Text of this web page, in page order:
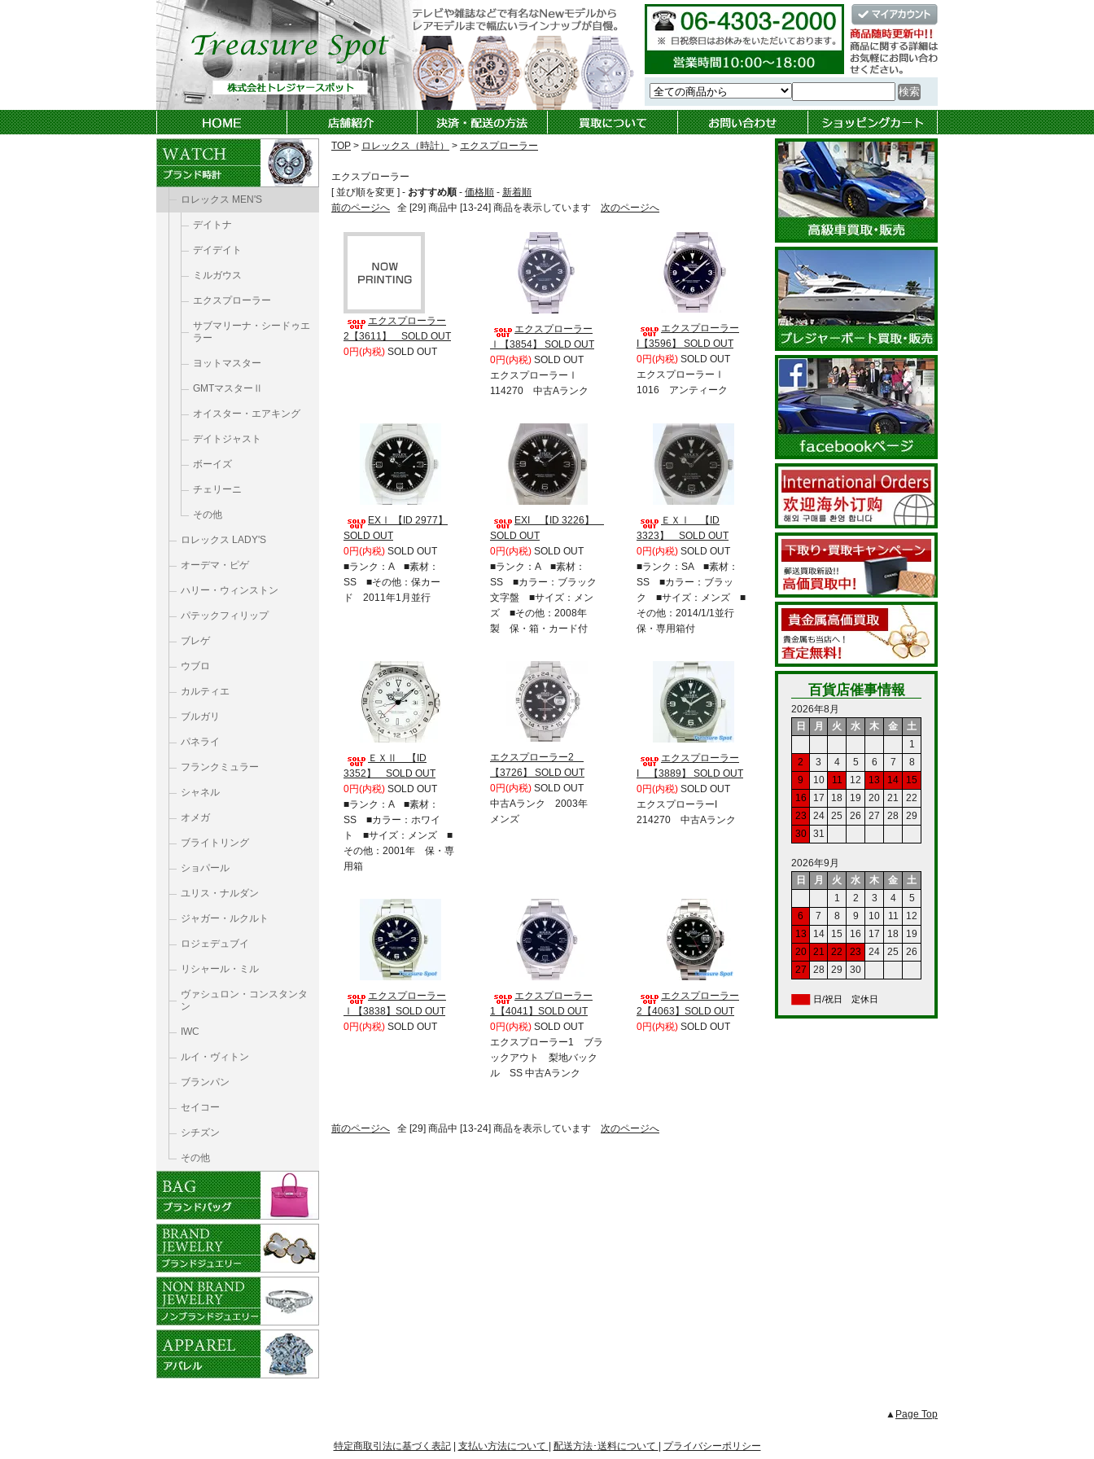
TOP > ロレックス（時計） > エクスプローラー
エクスプローラー
[ 並び順を変更 ] - おすすめ順 - 価格順 - 新着順
前のページへ 全 [29] 商品中 [13-24] 商品を表示しています 次のページへ
エクスプローラー
2【3611】 SOLD OUT
0円(内税) SOLD OUT
エクスプローラー
Ⅰ【3854】 SOLD OUT
0円(内税) SOLD OUT
エクスプローラーⅠ
114270 中古Aランク
エクスプローラー
I【3596】 SOLD OUT
0円(内税) SOLD OUT
エクスプローラーⅠ
1016 アンティーク
EXⅠ 【ID 2977】
SOLD OUT
0円(内税) SOLD OUT
■ランク：A ■素材：
SS ■その他：保カー
ド 2011年1月並行
EXI 【ID 3226】
SOLD OUT
0円(内税) SOLD OUT
■ランク：A ■素材：
SS ■カラー：ブラック
文字盤 ■サイズ：メン
ズ ■その他：2008年
製 保・箱・カード付
ＥＸⅠ 【ID
3323】 SOLD OUT
0円(内税) SOLD OUT
■ランク：SA ■素材：
SS ■カラー：ブラッ
ク ■サイズ：メンズ ■
その他：2014/1/1並行
保・専用箱付
ＥＸⅡ 【ID
3352】 SOLD OUT
0円(内税) SOLD OUT
■ランク：A ■素材：
SS ■カラー：ホワイ
ト ■サイズ：メンズ ■
その他：2001年 保・専
用箱
エクスプローラー2
【3726】 SOLD OUT
0円(内税) SOLD OUT
中古Aランク 2003年
メンズ
エクスプローラー
I 【3889】 SOLD OUT
0円(内税) SOLD OUT
エクスプローラーI
214270 中古Aランク
エクスプローラー
Ⅰ【3838】SOLD OUT
0円(内税) SOLD OUT
エクスプローラー
1【4041】SOLD OUT
0円(内税) SOLD OUT
エクスプローラー1 ブラ
ックアウト 梨地バック
ル SS 中古Aランク
エクスプローラー
2【4063】SOLD OUT
0円(内税) SOLD OUT
前のページへ 全 [29] 商品中 [13-24] 商品を表示しています 次のページへ
ロレックス MEN'S
デイトナ
デイデイト
ミルガウス
エクスプローラー
サブマリーナ・シードゥエ
ラー
ヨットマスター
GMTマスターⅡ
オイスター・エアキング
デイトジャスト
ボーイズ
チェリーニ
その他
ロレックス LADY'S
オーデマ・ピゲ
ハリー・ウィンストン
パテックフィリップ
ブレゲ
ウブロ
カルティエ
ブルガリ
パネライ
フランクミュラー
シャネル
オメガ
ブライトリング
ショパール
ユリス・ナルダン
ジャガー・ルクルト
ロジェデュブイ
リシャール・ミル
ヴァシュロン・コンスタンタ
ン
IWC
ルイ・ヴィトン
ブランパン
セイコー
シチズン
その他
百貨店催事情報
2026年8月
日
月 火 水 木 金
土
1
2
3 4 5 6 7
8
9
10 11 12 13 14
15
16
17 18 19 20 21
22
23
24 25 26 27 28
29
30
31
2026年9月
日
月 火 水 木 金
土
1
2 3 4
5
6
7 8 9 10 11
12
13
14 15 16 17 18
19
20
21 22 23 24 25
26
27
28 29 30
日/祝日 定休日
▲ Page Top
特定商取引法に基づく表記| 支払い方法について 配送方法･送料について プライバシーポリシー